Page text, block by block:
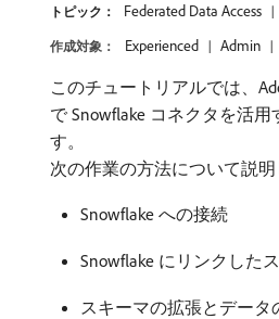
トピック： Federated Data Access
作成対象： Experienced Admin
このチュートリアルでは、
で Snowflake コネクタを活
す。
次の作業の方法について説明
Snowflake への接続
Snowflake にリンクした
スキーマの拡張とデータ